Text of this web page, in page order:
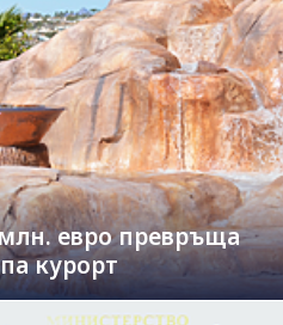
евро превръща
курорт